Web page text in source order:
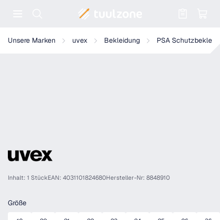
Unsere Marken uvex Bekleidung PSA
uvex suXXeed ESD Damen Bundhose graphit
Inhalt: 1 StückEAN: 4031101824680Hersteller-Nr: 8848910
Größeauswählen